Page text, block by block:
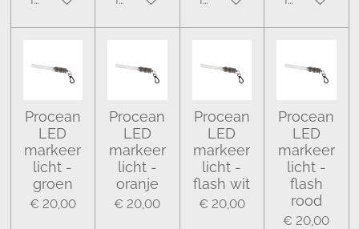
Procean
LED
markeer
licht -
groen
€ 20,00
Procean
LED
markeer
licht -
oranje
€ 20,00
Procean
LED
markeer
licht -
flash wit
€ 20,00
Procean
LED
markeer
licht -
flash
rood
€ 20,00